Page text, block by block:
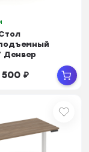
Денвер
Металл Белый
500 ₽